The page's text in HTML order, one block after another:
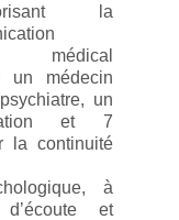
la
médical
un médecin
un
et 7
la continuité
à
et